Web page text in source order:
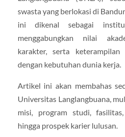
swasta yang berlokasi di
ini dikenal sebagai
menggabungkan nilai
karakter, serta
dengan kebutuhan dunia kerja.
Artikel ini akan membahas
Universitas Langlangbuana,
misi, program studi,
hingga prospek karier lulusan.